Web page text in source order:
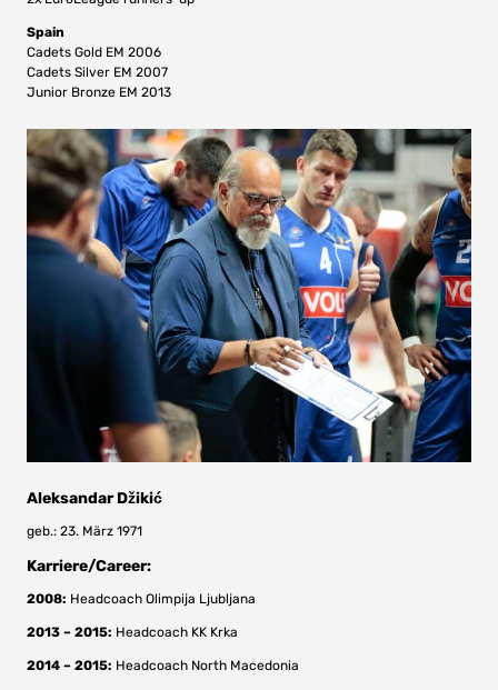
Spain
Cadets Gold EM 2006
Cadets Silver EM 2007
Junior Bronze EM 2013
Aleksandar Džikić
geb.: 23. März 1971
Karriere/Career:
2008: Headcoach Olimpija Ljubljana
2013 – 2015: Headcoach KK Krka
2014 – 2015: Headcoach North Macedonia